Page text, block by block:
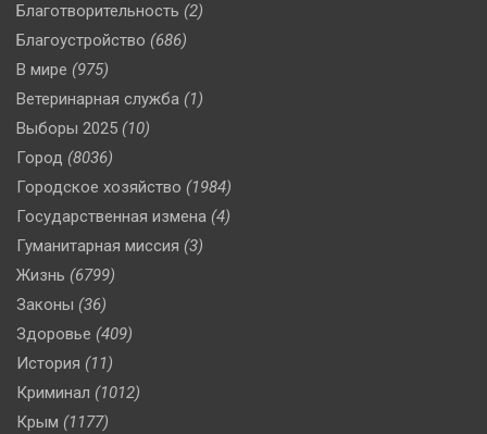
Благотворительность (2)
Благоустройство (686)
В мире (975)
Ветеринарная служба (1)
Выборы 2025 (10)
Город (8036)
Городское хозяйство (1984)
Государственная измена (4)
Гуманитарная миссия (3)
Жизнь (6799)
Законы (36)
Здоровье (409)
История (11)
Криминал (1012)
Крым (1177)